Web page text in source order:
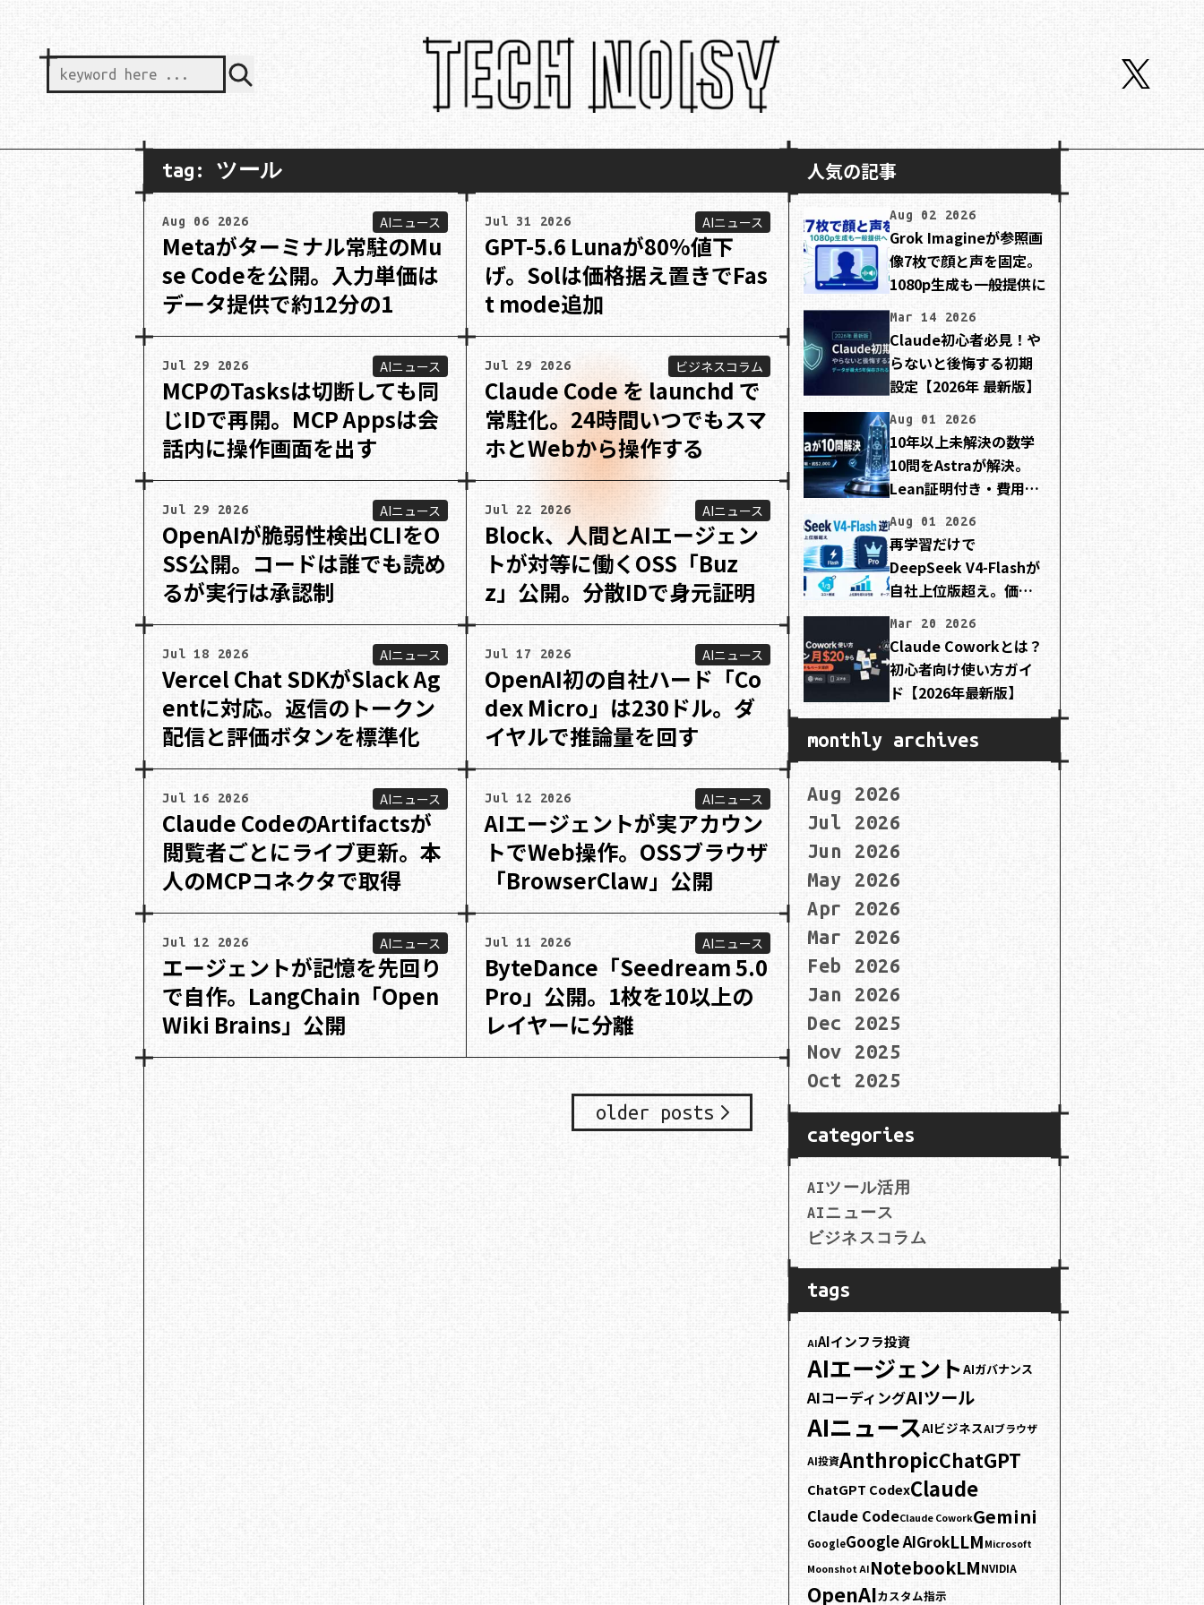
keyword here ...
tag: ツール
Aug 06 2026 AIニュース
Metaがターミナル常駐のMu
se Codeを公開。入力単価は
データ提供で約12分の1
Jul 31 2026 AIニュース
GPT-5.6 Lunaが80%値下
げ。Solは価格据え置きでFas
t mode追加
Jul 29 2026 AIニュース
MCPのTasksは切断しても同
じIDで再開。MCP Appsは会
話内に操作画面を出す
Jul 29 2026 ビジネスコラム
Claude Code を launchd で
常駐化。24時間いつでもスマ
ホとWebから操作する
Jul 29 2026 AIニュース
OpenAIが脆弱性検出CLIをO
SS公開。コードは誰でも読め
るが実行は承認制
Jul 22 2026 AIニュース
Block、人間とAIエージェン
トが対等に働くOSS「Buz
z」公開。分散IDで身元証明
Jul 18 2026 AIニュース
Vercel Chat SDKがSlack Ag
entに対応。返信のトークン
配信と評価ボタンを標準化
Jul 17 2026 AIニュース
OpenAI初の自社ハード「Co
dex Micro」は230ドル。ダ
イヤルで推論量を回す
Jul 16 2026 AIニュース
Claude CodeのArtifactsが
閲覧者ごとにライブ更新。本
人のMCPコネクタで取得
Jul 12 2026 AIニュース
AIエージェントが実アカウン
トでWeb操作。OSSブラウザ
「BrowserClaw」公開
Jul 12 2026 AIニュース
エージェントが記憶を先回り
で自作。LangChain「Open
Wiki Brains」公開
Jul 11 2026 AIニュース
ByteDance「Seedream 5.0
Pro」公開。1枚を10以上の
レイヤーに分離
older posts
人気の記事
Aug 02 2026
Grok Imagineが参照画
像7枚で顔と声を固定。
1080p生成も一般提供に
Mar 14 2026
Claude初心者必見！や
らないと後悔する初期
設定【2026年 最新版】
Aug 01 2026
10年以上未解決の数学
10問をAstraが解決。
Lean証明付き・費用は
Aug 01 2026
再学習だけで
DeepSeek V4-Flashが
自社上位版超え。価格
Mar 20 2026
Claude Coworkとは？
初心者向け使い方ガイ
ド【2026年最新版】
monthly archives
Aug 2026
Jul 2026
Jun 2026
May 2026
Apr 2026
Mar 2026
Feb 2026
Jan 2026
Dec 2025
Nov 2025
Oct 2025
categories
AIツール活用
AIニュース
ビジネスコラム
tags
AIAIインフラ投資
AIエージェントAIガバナンス
AIコーディングAIツール
AIニュースAIビジネスAIブラウザ
AI投資AnthropicChatGPT
ChatGPT CodexClaude
Claude CodeClaude CoworkGemini
GoogleGoogle AIGrokLLM Microsoft
Moonshot AI NotebookLMNVIDIA
OpenAIカスタム指示